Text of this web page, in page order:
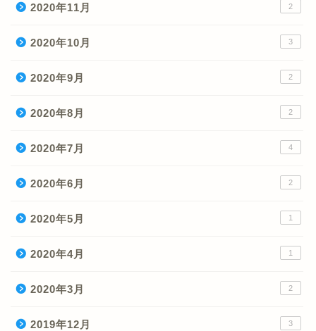
2020年11月 2
2020年10月 3
2020年9月 2
2020年8月 2
2020年7月 4
2020年6月 2
2020年5月 1
2020年4月 1
2020年3月 2
2019年12月 3